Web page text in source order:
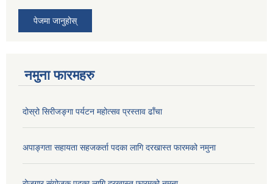
पेजमा जानुहोस्
नमुना फारमहरु
दोस्रो सिरीजङ्गा पर्यटन महोत्सव प्रस्ताव ढाँचा
अपाङ्गता सहायता सहजकर्ता पदका लागि दरखास्त फारमको नमुना